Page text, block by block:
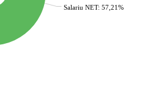
Salariu NET: 57,21%